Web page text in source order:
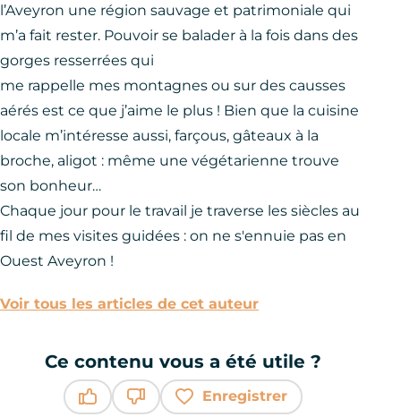
l’Aveyron une région sauvage et patrimoniale qui
m’a fait rester. Pouvoir se balader à la fois dans des
gorges resserrées qui
me rappelle mes montagnes ou sur des causses
aérés est ce que j’aime le plus ! Bien que la cuisine
locale m’intéresse aussi, farçous, gâteaux à la
broche, aligot : même une végétarienne trouve
son bonheur…
Chaque jour pour le travail je traverse les siècles au
fil de mes visites guidées : on ne s'ennuie pas en
Ouest Aveyron !
Voir tous les articles de cet auteur
Ce contenu vous a été utile ?
Enregistrer